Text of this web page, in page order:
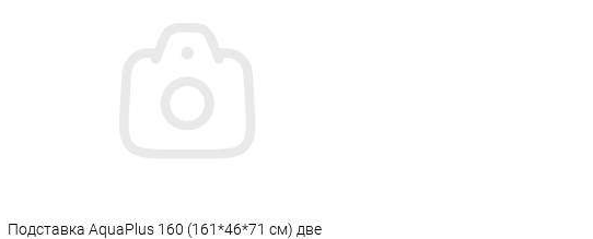
Подставка AquaPlus 160 (161*46*71 см) две